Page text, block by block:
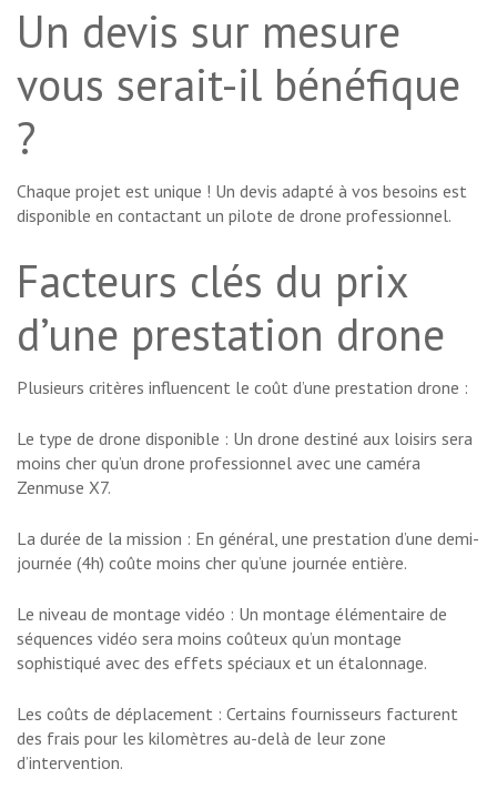
Un devis sur mesure
vous serait-il bénéfique
?
Chaque projet est unique ! Un devis adapté à vos besoins est
disponible en contactant un pilote de drone professionnel.
Facteurs clés du prix
d’une prestation drone
Plusieurs critères influencent le coût d’une prestation drone :
Le type de drone disponible : Un drone destiné aux loisirs sera
moins cher qu’un drone professionnel avec une caméra
Zenmuse X7.
La durée de la mission : En général, une prestation d’une demi-
journée (4h) coûte moins cher qu’une journée entière.
Le niveau de montage vidéo : Un montage élémentaire de
séquences vidéo sera moins coûteux qu’un montage
sophistiqué avec des effets spéciaux et un étalonnage.
Les coûts de déplacement : Certains fournisseurs facturent
des frais pour les kilomètres au-delà de leur zone
d’intervention.